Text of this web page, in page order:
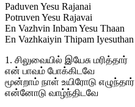
Paduven Yesu Rajanai
Potruven Yesu Rajavai
En Vazhvin Inbam Yesu Thaan
En Vazhkaiyin Thipam Iyesuthan
1. சிலுவையில் இயேசு மரித்தார்
என் பாவம் போக்கிடவே
மூன்றாம் நாள் உயிரோடு எழுந்தார்
என்னோடு வாழ்ந்திடவே